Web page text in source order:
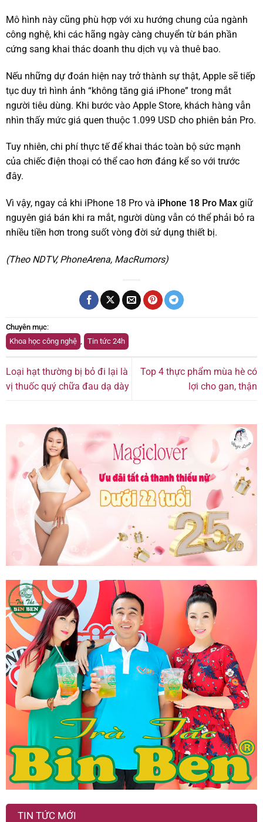
Mô hình này cũng phù hợp với xu hướng chung của ngành
công nghệ, khi các hãng ngày càng chuyển từ bán phần
cứng sang khai thác doanh thu dịch vụ và thuê bao.
Nếu những dự đoán hiện nay trở thành sự thật, Apple sẽ tiếp
tục duy trì hình ảnh “không tăng giá iPhone” trong mắt
người tiêu dùng. Khi bước vào Apple Store, khách hàng vẫn
nhìn thấy mức giá quen thuộc 1.099 USD cho phiên bản Pro.
Tuy nhiên, chi phí thực tế để khai thác toàn bộ sức mạnh
của chiếc điện thoại có thể cao hơn đáng kể so với trước
đây.
Vì vậy, ngay cả khi iPhone 18 Pro và iPhone 18 Pro Max giữ
nguyên giá bán khi ra mắt, người dùng vẫn có thể phải bỏ ra
nhiều tiền hơn trong suốt vòng đời sử dụng thiết bị.
(Theo NDTV, PhoneArena, MacRumors)
Chuyên mục:
Khoa học công nghệ , Tin tức 24h
Loại hạt thường bị bỏ đi lại là
vị thuốc quý chữa đau dạ dày
Top 4 thực phẩm mùa hè có
lợi cho gan, thận
TIN TỨC MỚI